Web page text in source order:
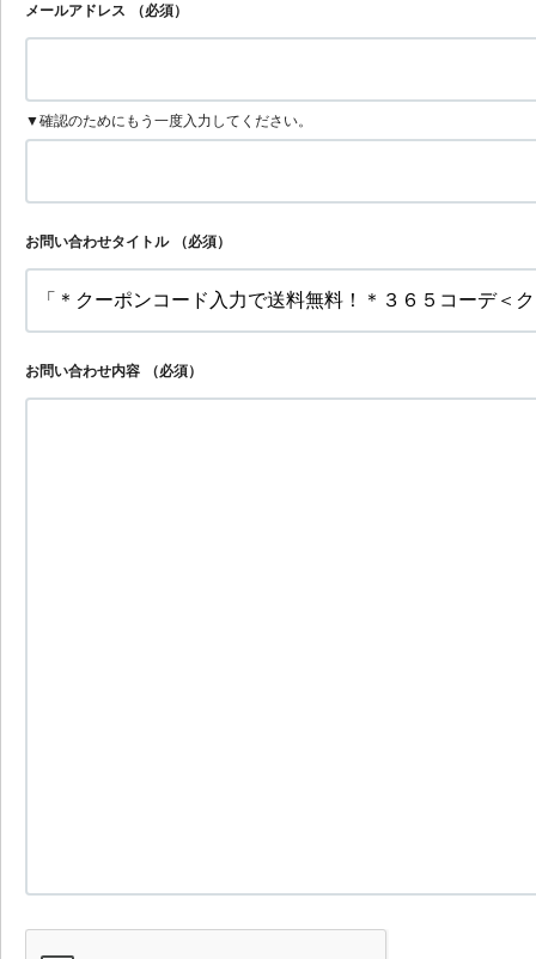
メールアドレス （必須）
▼確認のためにもう一度入力してください。
お問い合わせタイトル （必須）
お問い合わせ内容 （必須）